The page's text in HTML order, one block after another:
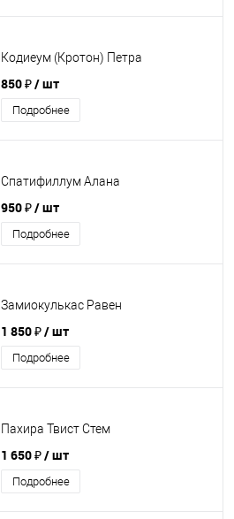
Кодиеум (Кротон) Петра
850 ₽/ шт
Подробнее
Спатифиллум Алана
950 ₽/ шт
Подробнее
Замиокулькас Равен
1 850 ₽/ шт
Подробнее
Пахира Твист Стем
1 650 ₽/ шт
Подробнее